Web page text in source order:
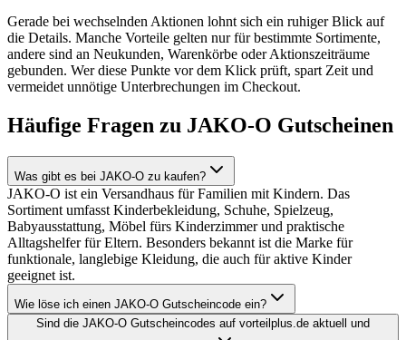
Gerade bei wechselnden Aktionen lohnt sich ein ruhiger Blick auf
die Details. Manche Vorteile gelten nur für bestimmte Sortimente,
andere sind an Neukunden, Warenkörbe oder Aktionszeiträume
gebunden. Wer diese Punkte vor dem Klick prüft, spart Zeit und
vermeidet unnötige Unterbrechungen im Checkout.
Häufige Fragen zu JAKO-O Gutscheinen
Was gibt es bei JAKO-O zu kaufen?
JAKO-O ist ein Versandhaus für Familien mit Kindern. Das
Sortiment umfasst Kinderbekleidung, Schuhe, Spielzeug,
Babyausstattung, Möbel fürs Kinderzimmer und praktische
Alltagshelfer für Eltern. Besonders bekannt ist die Marke für
funktionale, langlebige Kleidung, die auch für aktive Kinder
geeignet ist.
Wie löse ich einen JAKO-O Gutscheincode ein?
Sind die JAKO-O Gutscheincodes auf vorteilplus.de aktuell und